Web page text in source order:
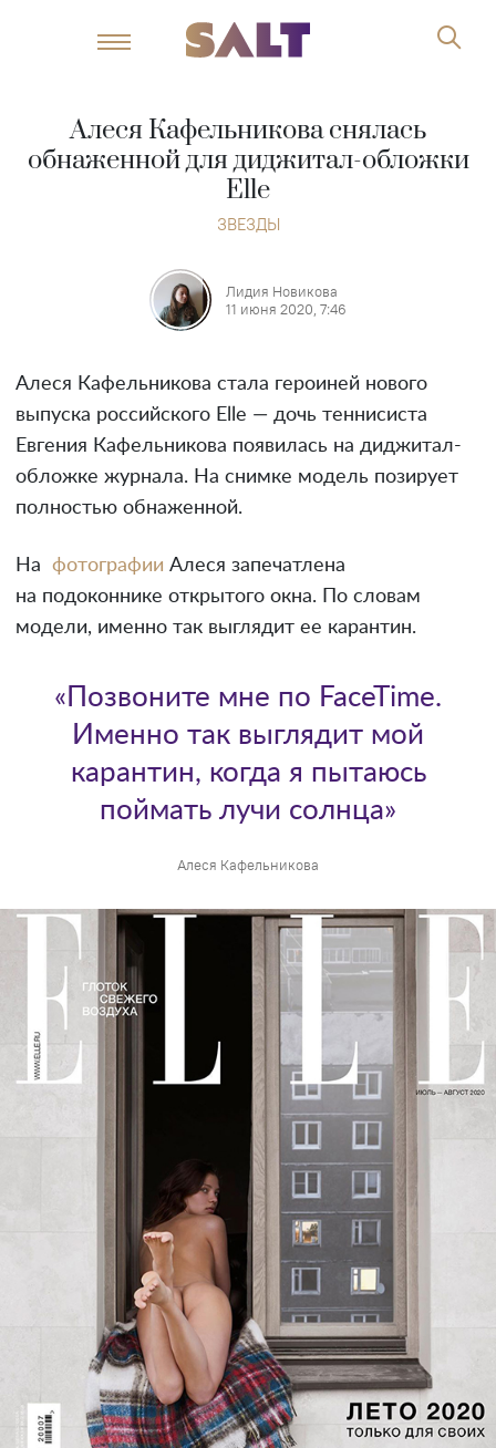
Алеся Кафельникова снялась
обнаженной для диджитал-обложки
Elle
ЗВЕЗДЫ
Лидия Новикова
11 июня 2020, 7:46
Алеся Кафельникова стала героиней нового
выпуска российского Elle — дочь теннисиста
Евгения Кафельникова появилась на диджитал-
обложке журнала. На снимке модель позирует
полностью обнаженной.
На фотографии Алеся запечатлена
на подоконнике открытого окна. По словам
модели, именно так выглядит ее карантин.
Алеся Кафельникова
«Позвоните мне по FaceTime.
Именно так выглядит мой
карантин, когда я пытаюсь
поймать лучи солнца»